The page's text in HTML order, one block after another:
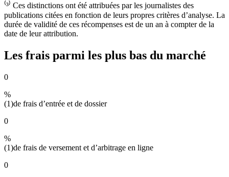
⁽³⁾ Ces distinctions ont été attribuées par les journalistes des
publications citées en fonction de leurs propres critères d’analyse. La
durée de validité de ces récompenses est de un an à compter de la
date de leur attribution.
Les frais parmi les plus bas du marché
0
%
(1)de frais d’entrée et de dossier
0
%
(1)de frais de versement et d’arbitrage en ligne
0